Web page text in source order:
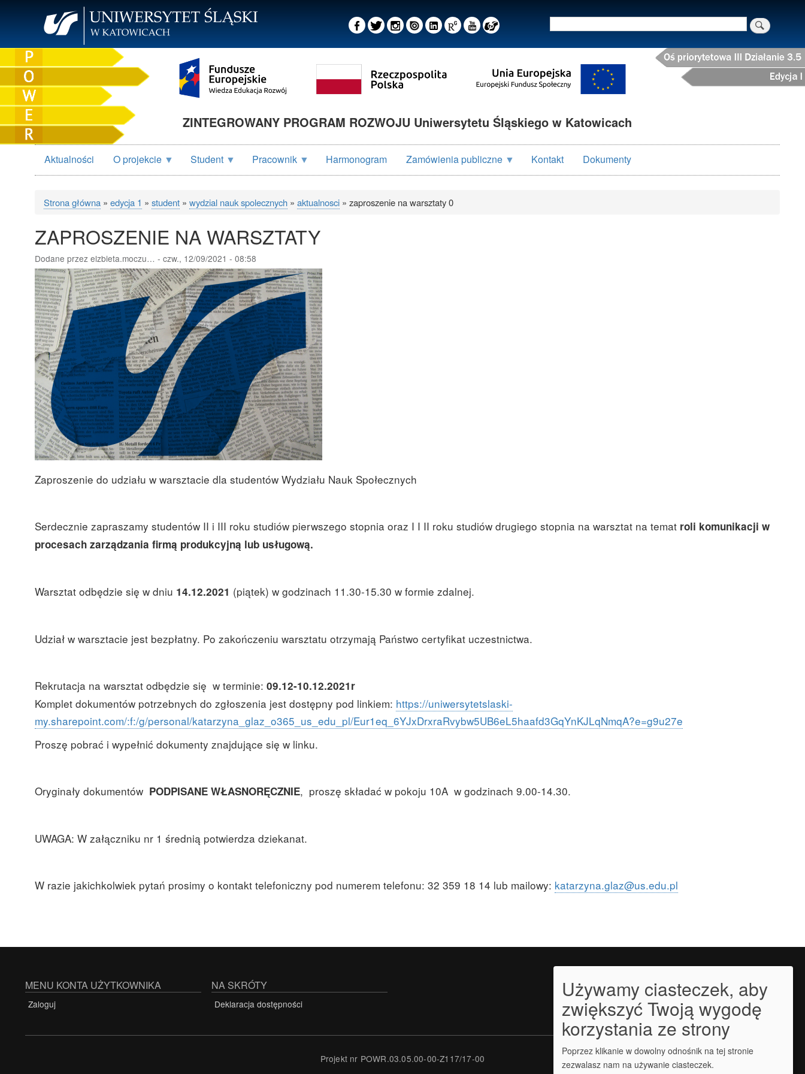
ZINTEGROWANY PROGRAM ROZWOJU Uniwersytetu Śląskiego w Katowicach
Aktualności O projekcie Student Pracownik Harmonogram Zamówienia publiczne Kontakt Dokumenty
Ścieżka
nawigacyjna
Strona główna edycja 1 student wydzial nauk spolecznych aktualnosci zaproszenie na warsztaty 0
ZAPROSZENIE NA WARSZTATY
Dodane przez elzbieta.moczu… - czw., 12/09/2021 - 08:58
Zaproszenie do udziału w warsztacie dla studentów Wydziału Nauk Społecznych
Serdecznie zapraszamy studentów II i III roku studiów pierwszego stopnia oraz I I II roku studiów drugiego stopnia na warsztat na temat roli komunikacji w
procesach zarządzania firmą produkcyjną lub usługową.
Warsztat odbędzie się w dniu 14.12.2021 (piątek) w godzinach 11.30-15.30 w formie zdalnej.
Udział w warsztacie jest bezpłatny. Po zakończeniu warsztatu otrzymają Państwo certyfikat uczestnictwa.
Rekrutacja na warsztat odbędzie się w terminie: 09.12-10.12.2021r
Komplet dokumentów potrzebnych do zgłoszenia jest dostępny pod linkiem: https://uniwersytetslaski-
my.sharepoint.com/:f:/g/personal/katarzyna_glaz_o365_us_edu_pl/Eur1eq_6YJxDrxraRvybw5UB6eL5haafd3GqYnKJLqNmqA?e=g9u27e
Proszę pobrać i wypełnić dokumenty znajdujące się w linku.
Oryginały dokumentów PODPISANE WŁASNORĘCZNIE, proszę składać w pokoju 10A w godzinach 9.00-14.30.
UWAGA: W załączniku nr 1 średnią potwierdza dziekanat.
W razie jakichkolwiek pytań prosimy o kontakt telefoniczny pod numerem telefonu: 32 359 18 14 lub mailowy: katarzyna.glaz@us.edu.pl
MENU KONTA UŻYTKOWNIKA
Zaloguj
NA SKRÓTY
Deklaracja dostępności
Projekt nr POWR.03.05.00-00-Z117/17-00
Używamy ciasteczek, aby
zwiększyć Twoją wygodę
korzystania ze strony
Poprzez klikanie w dowolny odnośnik na tej stronie
zezwalasz nam na używanie ciasteczek.